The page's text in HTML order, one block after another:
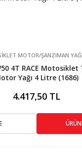
MOTOR/ŞANZIMAN
4T RACE
Yağı 4 Litre (1686)
4.417,50 TL